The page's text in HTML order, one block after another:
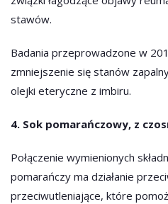
stawów.
Badania przeprowadzone w
zmniejszenie się stanów
olejki eteryczne z imbiru.
4. Sok pomarańczowy, z
Połączenie wymienionych
pomarańczy ma działanie
przeciwutleniające, które